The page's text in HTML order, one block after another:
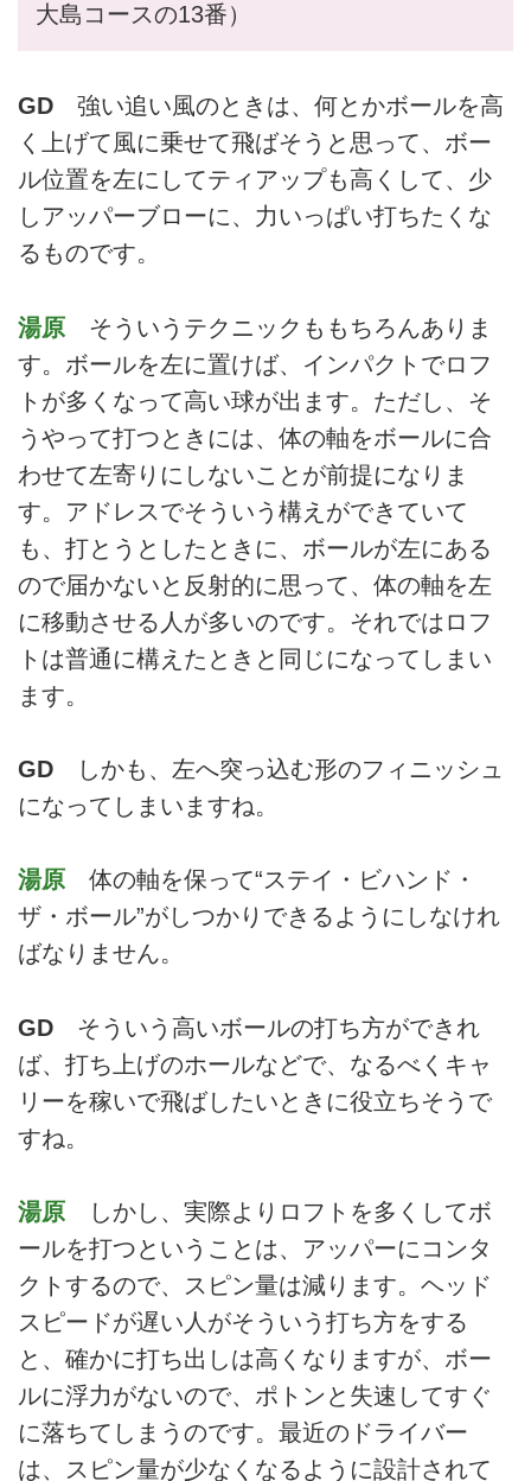
大島コースの13番）
GD 強い追い風のときは、何とかボールを高
く上げて風に乗せて飛ばそうと思って、ボー
ル位置を左にしてティアップも高くして、少
しアッパーブローに、力いっぱい打ちたくな
るものです。
湯原 そういうテクニックももちろんありま
す。ボールを左に置けば、インパクトでロフ
トが多くなって高い球が出ます。ただし、そ
うやって打つときには、体の軸をボールに合
わせて左寄りにしないことが前提になりま
す。アドレスでそういう構えができていて
も、打とうとしたときに、ボールが左にある
ので届かないと反射的に思って、体の軸を左
に移動させる人が多いのです。それではロフ
トは普通に構えたときと同じになってしまい
ます。
GD しかも、左へ突っ込む形のフィニッシュ
になってしまいますね。
湯原 体の軸を保って“ステイ・ビハンド・
ザ・ボール”がしつかりできるようにしなけれ
ばなりません。
GD そういう高いボールの打ち方ができれ
ば、打ち上げのホールなどで、なるべくキャ
リーを稼いで飛ばしたいときに役立ちそうで
すね。
湯原 しかし、実際よりロフトを多くしてボ
ールを打つということは、アッパーにコンタ
クトするので、スピン量は減ります。ヘッド
スピードが遅い人がそういう打ち方をする
と、確かに打ち出しは高くなりますが、ボー
ルに浮力がないので、ポトンと失速してすぐ
に落ちてしまうのです。最近のドライバー
は、スピン量が少なくなるように設計されて